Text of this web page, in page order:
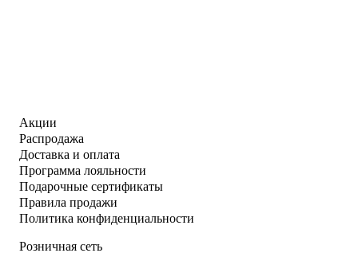
Акции
Распродажа
Доставка и оплата
Программа лояльности
Подарочные сертификаты
Правила продажи
Политика конфиденциальности
Розничная сеть